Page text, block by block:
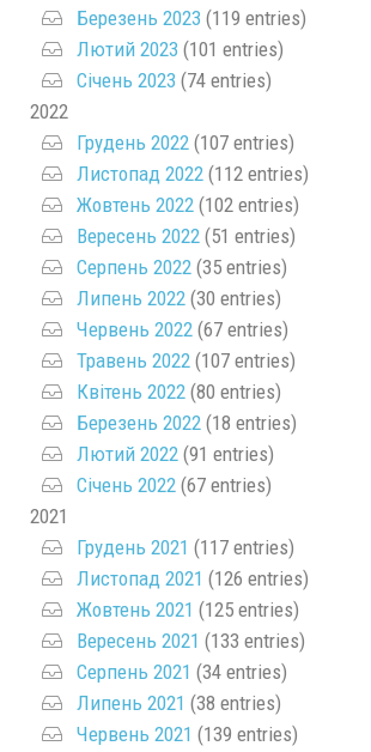
Березень 2023 (119 entries)
Лютий 2023 (101 entries)
Січень 2023 (74 entries)
2022
Грудень 2022 (107 entries)
Листопад 2022 (112 entries)
Жовтень 2022 (102 entries)
Вересень 2022 (51 entries)
Серпень 2022 (35 entries)
Липень 2022 (30 entries)
Червень 2022 (67 entries)
Травень 2022 (107 entries)
Квітень 2022 (80 entries)
Березень 2022 (18 entries)
Лютий 2022 (91 entries)
Січень 2022 (67 entries)
2021
Грудень 2021 (117 entries)
Листопад 2021 (126 entries)
Жовтень 2021 (125 entries)
Вересень 2021 (133 entries)
Серпень 2021 (34 entries)
Липень 2021 (38 entries)
Червень 2021 (139 entries)